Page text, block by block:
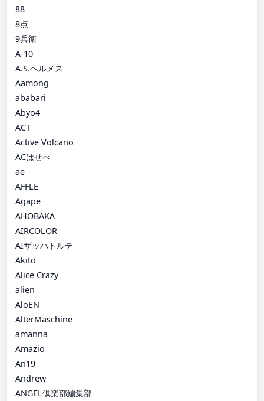
88
8点
9兵衛
A-10
A.S.ヘルメス
Aamong
ababari
Abyo4
ACT
Active Volcano
ACはせべ
ae
AFFLE
Agape
AHOBAKA
AIRCOLOR
AIザッハトルテ
Akito
Alice Crazy
alien
AloEN
AlterMaschine
amanna
Amazio
An19
Andrew
ANGEL倶楽部編集部